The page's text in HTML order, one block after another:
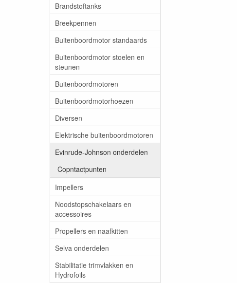
Brandstoftanks
Breekpennen
Buitenboordmotor standaards
Buitenboordmotor stoelen en
steunen
Buitenboordmotoren
Buitenboordmotorhoezen
Diversen
Elektrische buitenboordmotoren
Evinrude-Johnson onderdelen
Copntactpunten
Impellers
Noodstopschakelaars en
accessoires
Propellers en naafkitten
Selva onderdelen
Stabilitatie trimvlakken en
Hydrofoils